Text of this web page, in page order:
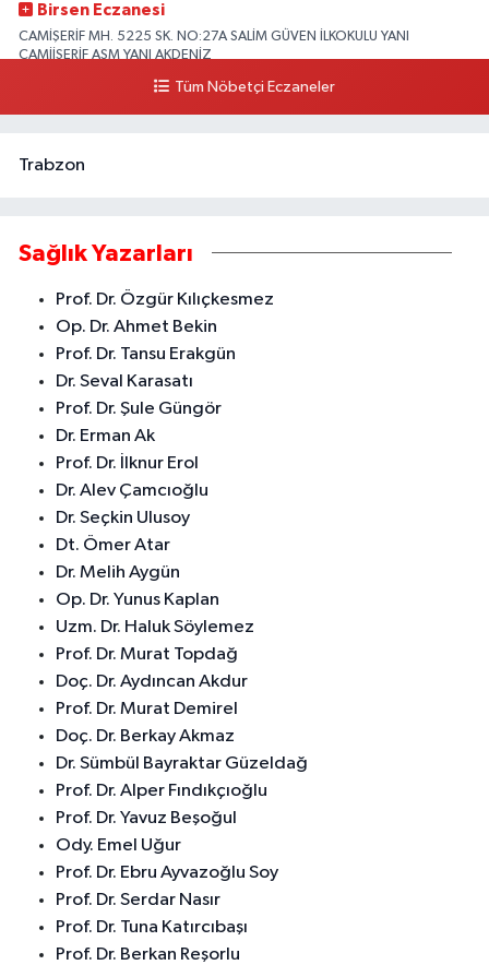
Birsen Eczanesi
CAMİŞERİF MH. 5225 SK. NO:27A SALİM GÜVEN İLKOKULU YANI
CAMİİŞERİF ASM YANI AKDENİZ
Yol Tarifi Al
Tüm Nöbetçi Eczaneler
Trabzon
Sağlık Yazarları
Prof. Dr. Özgür Kılıçkesmez
Op. Dr. Ahmet Bekin
Prof. Dr. Tansu Erakgün
Dr. Seval Karasatı
Prof. Dr. Şule Güngör
Dr. Erman Ak
Prof. Dr. İlknur Erol
Dr. Alev Çamcıoğlu
Dr. Seçkin Ulusoy
Dt. Ömer Atar
Dr. Melih Aygün
Op. Dr. Yunus Kaplan
Uzm. Dr. Haluk Söylemez
Prof. Dr. Murat Topdağ
Doç. Dr. Aydıncan Akdur
Prof. Dr. Murat Demirel
Doç. Dr. Berkay Akmaz
Dr. Sümbül Bayraktar Güzeldağ
Prof. Dr. Alper Fındıkçıoğlu
Prof. Dr. Yavuz Beşoğul
Ody. Emel Uğur
Prof. Dr. Ebru Ayvazoğlu Soy
Prof. Dr. Serdar Nasır
Prof. Dr. Tuna Katırcıbaşı
Prof. Dr. Berkan Reşorlu